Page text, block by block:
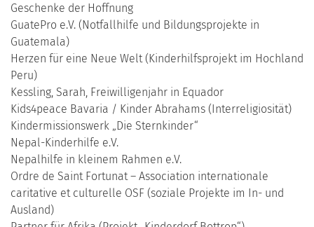
Geschenke der Hoffnung
GuatePro e.V. (Notfallhilfe und Bildungsprojekte in
Guatemala)
Herzen für eine Neue Welt (Kinderhilfsprojekt im Hochland
Peru)
Kessling, Sarah, Freiwilligenjahr in Equador
Kids4peace Bavaria / Kinder Abrahams (Interreligiosität)
Kindermissionswerk „Die Sternkinder“
Nepal-Kinderhilfe e.V.
Nepalhilfe in kleinem Rahmen e.V.
Ordre de Saint Fortunat – Association internationale
caritative et culturelle OSF (soziale Projekte im In- und
Ausland)